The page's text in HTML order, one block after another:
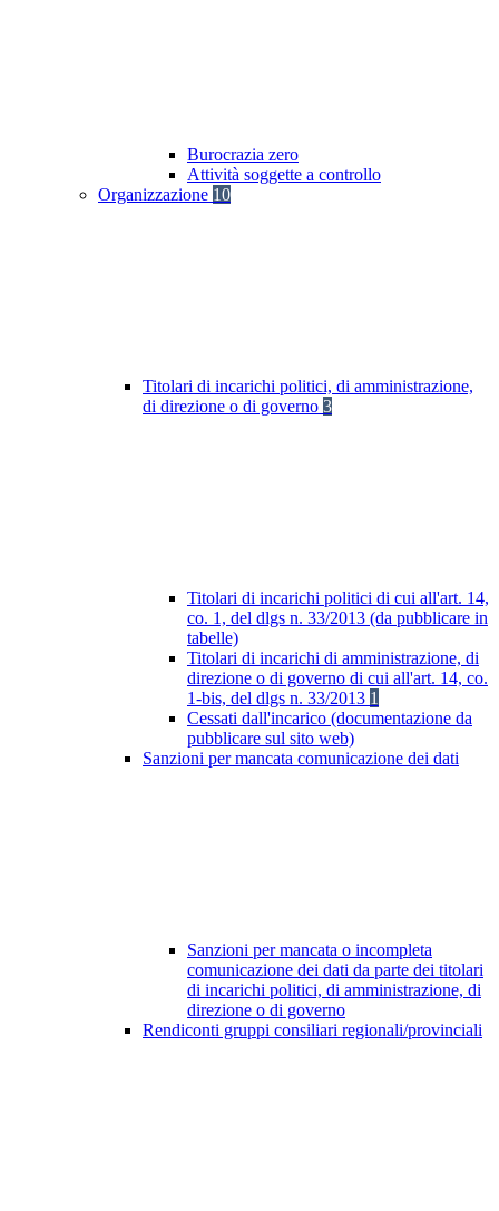
Burocrazia zero
Attività soggette a controllo
Organizzazione 10
Titolari di incarichi politici, di amministrazione,
di direzione o di governo 3
Titolari di incarichi politici di cui all'art. 14,
co. 1, del dlgs n. 33/2013 (da pubblicare in
tabelle)
Titolari di incarichi di amministrazione, di
direzione o di governo di cui all'art. 14, co.
1-bis, del dlgs n. 33/2013 1
Cessati dall'incarico (documentazione da
pubblicare sul sito web)
Sanzioni per mancata comunicazione dei dati
Sanzioni per mancata o incompleta
comunicazione dei dati da parte dei titolari
di incarichi politici, di amministrazione, di
direzione o di governo
Rendiconti gruppi consiliari regionali/provinciali